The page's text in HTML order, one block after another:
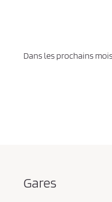
Dans les prochains
Gares